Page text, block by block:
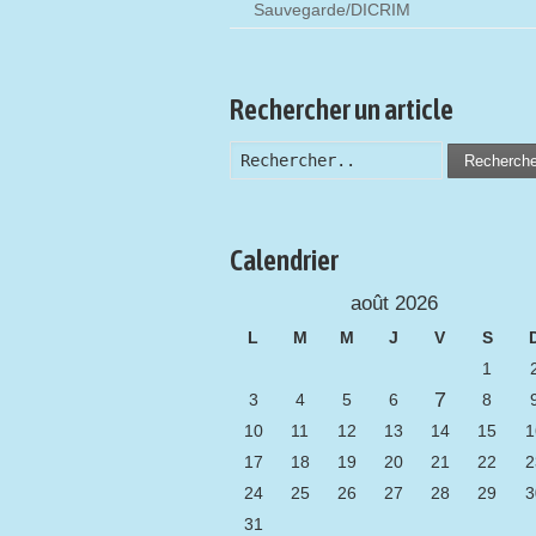
Sauvegarde/DICRIM
Rechercher un article
Calendrier
août 2026
L M M J V S
1
3
4 5 6 7 8
10
11 12 13 14 15
17
18 19 20 21 22
24
25 26 27 28 29
31